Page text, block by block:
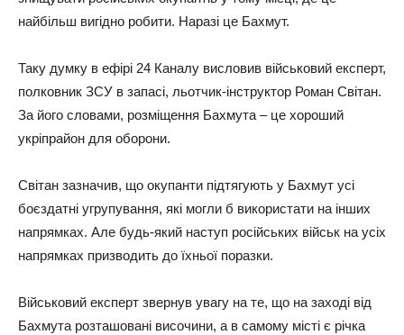
найбільш вигідно робити. Наразі це Бахмут.
Таку думку в ефірі 24 Каналу висловив військовий експерт,
полковник ЗСУ в запасі, льотчик-інструктор Роман Світан.
За його словами, розміщення Бахмута – це хороший
укріпрайон для оборони.
Світан зазначив, що окупанти підтягують у Бахмут усі
боєздатні угрупування, які могли б використати на інших
напрямках. Але будь-який наступ російських військ на усіх
напрямках призводить до їхньої поразки.
Військовий експерт звернув увагу на те, що на заході від
Бахмута розташовані височини, а в самому місті є річка